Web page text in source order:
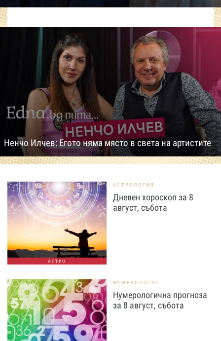
Ненчо Илчев: Егото няма място в света на артистите
АСТРО
АСТРОЛОГИЯ
Дневен хороскоп за 8
август, събота
НУМЕРОЛОГИЯ
Нумерологична прогноза
за 8 август, събота